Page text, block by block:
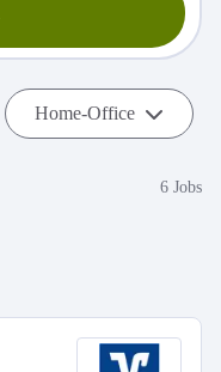
Home-Office
6 Jobs